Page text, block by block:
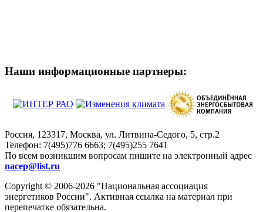
Наши информационные партнеры:
Россия, 123317, Москва, ул. Литвина-Седого, 5, стр.2
Телефон: 7(495)776 6663; 7(495)255 7641
По всем возникшим вопросам пишите на электронный адрес
nacep@list.ru
Copyright © 2006-2026 "Национальная ассоциация
энергетиков России". Активная ссылка на материал при
перепечатке обязательна.